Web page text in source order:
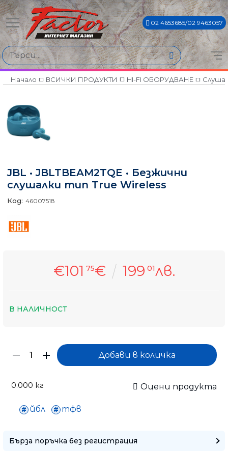
02 4653685/02 9463057
Начало ВСИЧКИ ПРОДУКТИ HI-FI ОБОРУДВАНЕ
JBL • JBLTBEAM2TQE • Безжични
слушалки тип True Wireless
Код: 46007518
€101 75€ 199 01лв.
В НАЛИЧНОСТ
0.000 кг Оцени продукта
йбл тфв
Бърза поръчка без регистрация Само